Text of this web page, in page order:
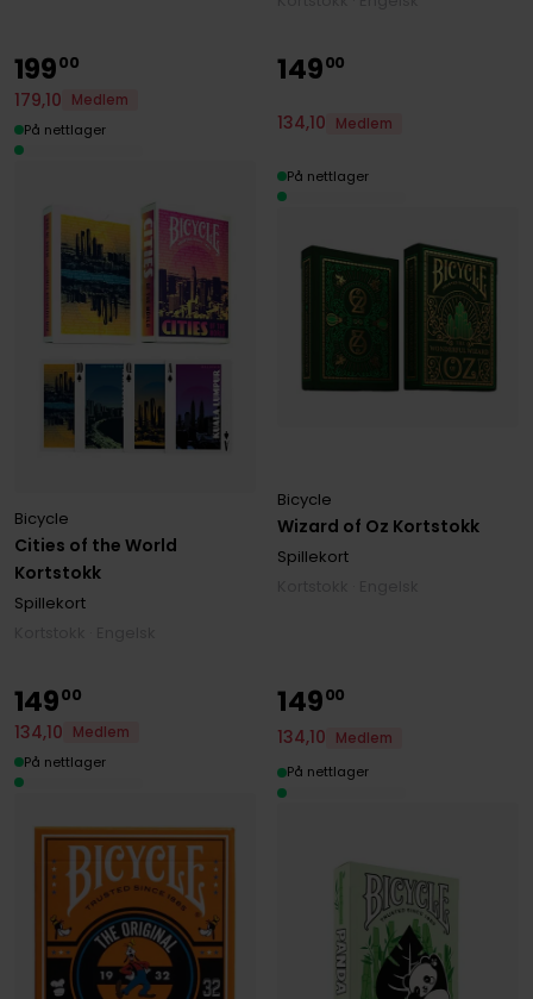
Cities of the World
Kortstokk
Bicycle
Spillekort
19900
179,10
Medlem
På nettlager
Wizard of Oz Kortstokk
Bicycle
Spillekort
14900
134,10 Medlem
På nettlager
14900
134,10
Medlem
På nettlager
14900
134,10
Medlem
På nettlager